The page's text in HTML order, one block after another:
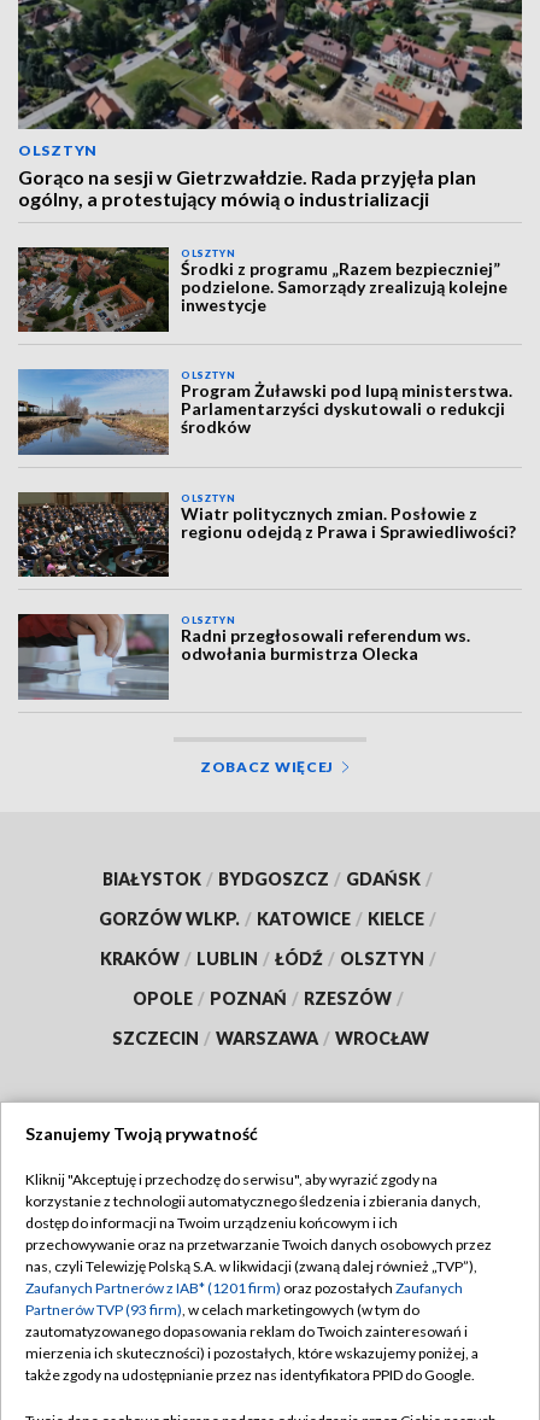
OLSZTYN
Gorąco na sesji w Gietrzwałdzie. Rada przyjęła plan
ogólny, a protestujący mówią o industrializacji
OLSZTYN
Środki z programu „Razem bezpieczniej”
podzielone. Samorządy zrealizują kolejne
inwestycje
OLSZTYN
Program Żuławski pod lupą ministerstwa.
Parlamentarzyści dyskutowali o redukcji
środków
OLSZTYN
Wiatr politycznych zmian. Posłowie z
regionu odejdą z Prawa i Sprawiedliwości?
OLSZTYN
Radni przegłosowali referendum ws.
odwołania burmistrza Olecka
ZOBACZ WIĘCEJ
BIAŁYSTOK / BYDGOSZCZ / GDAŃSK /
GORZÓW WLKP. / KATOWICE / KIELCE /
KRAKÓW / LUBLIN / ŁÓDŹ / OLSZTYN /
OPOLE / POZNAŃ / RZESZÓW /
SZCZECIN / WARSZAWA / WROCŁAW
TVP
Abonament TVP
Emisja w TVP
Centrum informacji TVP
Naziemna Telewizja Cyfrowa
Regulamin TVP
Polityka prywatności
Moje zgody
Pomoc
Szanujemy Twoją prywatność
Kliknij "Akceptuję i przechodzę do serwisu", aby wyrazić zgody na
korzystanie z technologii automatycznego śledzenia i zbierania danych,
dostęp do informacji na Twoim urządzeniu końcowym i ich
przechowywanie oraz na przetwarzanie Twoich danych osobowych przez
nas, czyli Telewizję Polską S.A. w likwidacji (zwaną dalej również „TVP”),
Zaufanych Partnerów z IAB* (1201 firm) oraz pozostałych Zaufanych
Partnerów TVP (93 firm), w celach marketingowych (w tym do
zautomatyzowanego dopasowania reklam do Twoich zainteresowań i
mierzenia ich skuteczności) i pozostałych, które wskazujemy poniżej, a
także zgody na udostępnianie przez nas identyfikatora PPID do Google.